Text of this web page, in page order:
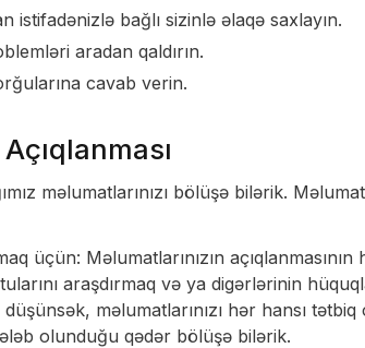
istifadənizlə bağlı sizinlə əlaqə saxlayın.
aradan qaldırın.
cavab verin.
məlumatlarınızı bölüşə bilərik.
üçün: Məlumatlarınızın
araşdırmaq və ya digərlərinin
məlumatlarınızı hər hansı
olunduğu qədər bölüşə bilərik.